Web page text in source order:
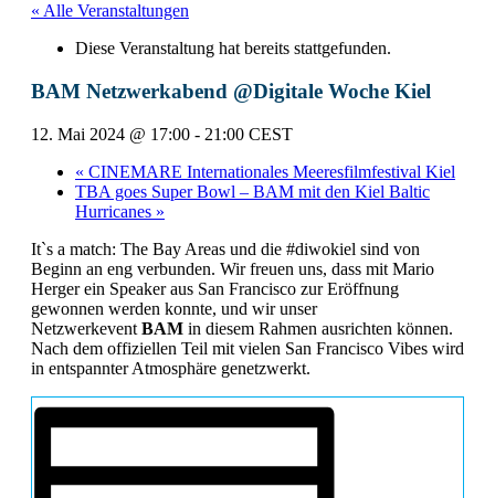
« Alle Veranstaltungen
Diese Veranstaltung hat bereits stattgefunden.
BAM Netzwerkabend @Digitale Woche Kiel
12. Mai 2024 @ 17:00 - 21:00 CEST
« CINEMARE Internationales Meeresfilmfestival Kiel
TBA goes Super Bowl – BAM mit den Kiel Baltic
Hurricanes »
It`s a match: The Bay Areas und die #diwokiel sind von
Beginn an eng verbunden. Wir freuen uns, dass mit Mario
Herger ein Speaker aus San Francisco zur Eröffnung
gewonnen werden konnte, und wir unser
Netzwerkevent BAM in diesem Rahmen ausrichten können.
Nach dem offiziellen Teil mit vielen San Francisco Vibes wird
in entspannter Atmosphäre genetzwerkt.